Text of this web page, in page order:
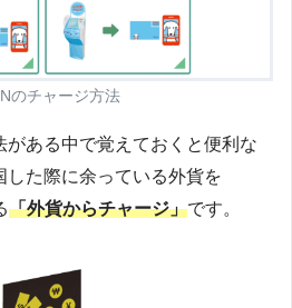
のチャージ方法
がある中で覚えておくと便利な
た際に余っている外貨を
「外貨からチャージ」です。